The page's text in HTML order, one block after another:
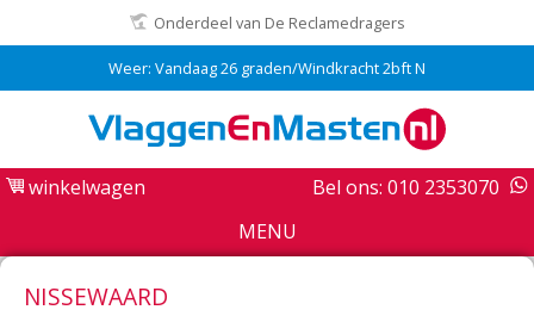
Onderdeel van De Reclamedragers
Weer: Vandaag 26 graden/Windkracht 2bft N
winkelwagen
Bel ons: 010 2353070
MENU
NISSEWAARD